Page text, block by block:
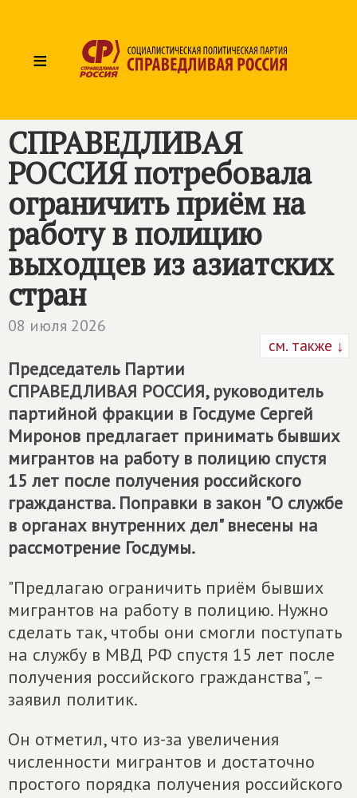
≡
СПРАВЕДЛИВАЯ
РОССИЯпотребовала
ограничить приём на
работу в полицию
выходцев из азиатских
стран
08 июля 2026
см. также ↓
Председатель Партии
СПРАВЕДЛИВАЯ РОССИЯ, руководитель
партийной фракции в Госдуме Сергей
Миронов предлагает принимать бывших
мигрантов на работу в полицию спустя
15 лет после получения российского
гражданства. Поправки в закон "О службе
в органах внутренних дел" внесены на
рассмотрение Госдумы.
"Предлагаю ограничить приём бывших
мигрантов на работу в полицию. Нужно
сделать так, чтобы они смогли поступать
на службу в МВД РФ спустя 15 лет после
получения российского гражданства", –
заявил политик.
Он отметил, что из-за увеличения
численности мигрантов и достаточно
простого порядка получения российского